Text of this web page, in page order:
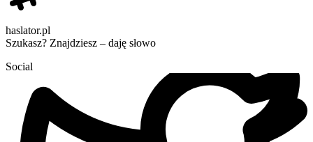
haslator.pl
Szukasz? Znajdziesz – daję słowo
Social